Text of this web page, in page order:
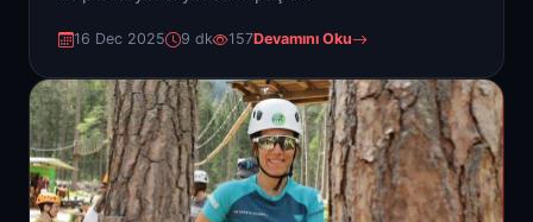
16 Dec 2025 9 dk 157Devamını Oku